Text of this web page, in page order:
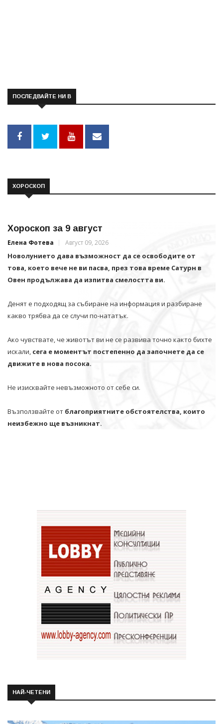
ПОСЛЕДВАЙТЕ НИ В
ХОРОСКОП
Хороскоп за 9 август
Елена Фотева Август 09, 2026
Новолунието дава възможност да се освободите от
това, което вече не ви пасва, през това време Сатурн в
Овен продължава да изпитва смелостта ви.
Денят е подходящ за събиране на информация и разбиране
какво трябва да се случи по-нататък.
Ако чувствате, че животът ви не се развива точно както бихте
искали, сега е моментът постепенно да започнете да се
движите в нова посока.
Не изисквайте невъзможното от себе си.
Възползвайте от благоприятните обстоятелства, които
неизбежно ще възникнат.
НАЙ-ЧЕТЕНИ